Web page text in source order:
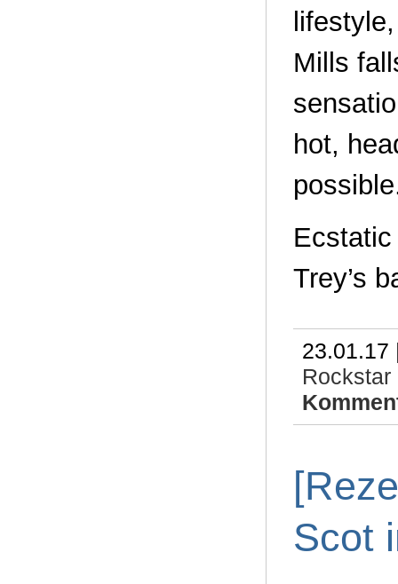
Mills
hot,
Trey’s
Rockstar
Scot